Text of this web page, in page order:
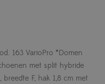
163 VarioPro *Domen
met split hybride
F, hak 1,8 cm met